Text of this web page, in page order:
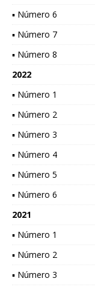
▪ Número 6
▪ Número 7
▪ Número 8
2022
▪ Número 1
▪ Número 2
▪ Número 3
▪ Número 4
▪ Número 5
▪ Número 6
2021
▪ Número 1
▪ Número 2
▪ Número 3